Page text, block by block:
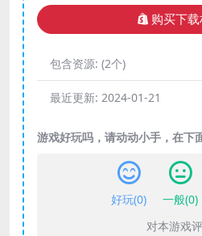
购买下载
包含资源: (2个)
最近更新: 2024-01-21
游戏好玩吗，请动动小手，在下
好玩(0) 一般(0)
对本游戏